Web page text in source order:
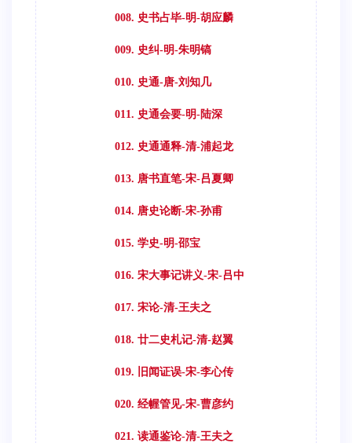
008. 史书占毕-明-胡应麟
009. 史纠-明-朱明镐
010. 史通-唐-刘知几
011. 史通会要-明-陆深
012. 史通通释-清-浦起龙
013. 唐书直笔-宋-吕夏卿
014. 唐史论断-宋-孙甫
015. 学史-明-邵宝
016. 宋大事记讲义-宋-吕中
017. 宋论-清-王夫之
018. 廿二史札记-清-赵翼
019. 旧闻证误-宋-李心传
020. 经幄管见-宋-曹彦约
021. 读通鉴论-清-王夫之